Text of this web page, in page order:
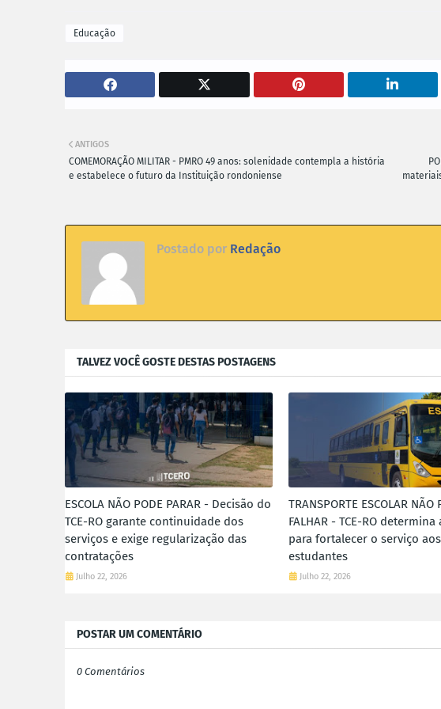
Educação
ANTIGOS
COMEMORAÇÃO MILITAR - PMRO 49 anos: solenidade contempla a história
e estabelece o futuro da Instituição rondoniense
Postado por Redação
TALVEZ VOCÊ GOSTE DESTAS POSTAGENS
ESCOLA NÃO PODE PARAR - Decisão do
TCE-RO garante continuidade dos
serviços e exige regularização das
contratações
Julho 22, 2026
TRANSPORTE ESCOLAR NÃO
FALHAR - TCE-RO
para fortalecer o serviço aos
estudantes
Julho 22, 2026
POSTAR UM COMENTÁRIO
0 Comentários